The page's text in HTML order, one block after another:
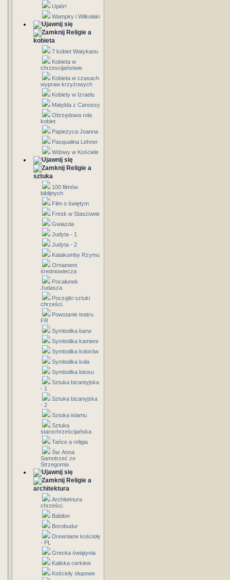
Upiór!
Wampiry i Wilkołaki
Religie a
kobieta
7 kobiet Watykanu
Kobieta w
chrzescijaństwie
Kobieta w czasach
wypraw krzyżowych
Kobiety w Izraelu
Matylda z Canossy
Obrzędowa rola
kobiet
Papieżyca Joanna
Pasqualina Lehner
Wdowy w Kościele
Religie a
sztuka
100 filmów
biblijnych
Film o świętym
Fresk w Staszowie
Gwiazda
Judyta - 1
Judyta - 2
Katakumby Rzymu
Ornament
średniowiecza
Pocałunek
Judasza
Początki sztuki
chrześci.
Powstanie teatru
FR
Symbolika barw
Symbolika kamieni
Symbolika kolorów
Symbolika koła
Symbolika lotosu
Sztuka bizantyjska
- 1
Sztuka bizanyjska
- 2
Sztuka islamu
Sztuka
starochrześcijańska
Tańce a religia
Św. Anna
Samotrzeć ze
Strzegomia
Religie a
architektura
Architektura
chrześci.
Babilon
Borobudur
Drewniane kościoły
- PL
Grecka świątynia
Kaliska cerkiew
Kościoły słupowe